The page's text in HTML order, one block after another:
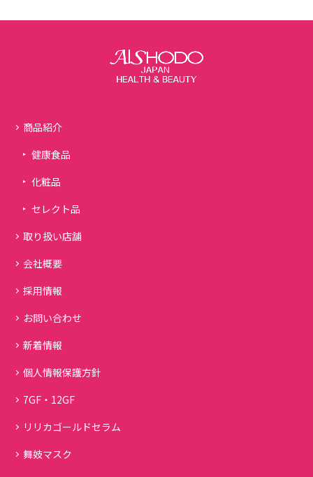
商品紹介
健康食品
化粧品
セレクト品
取り扱い店舗
会社概要
採用情報
お問い合わせ
新着情報
個人情報保護方針
7GF・12GF
リリカゴールドセラム
舞妓マスク